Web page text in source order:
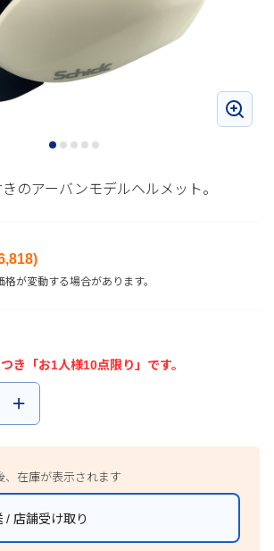
のアーバンモデルヘルメット。
)
が変動する場合があります。
き「お1人様10点限り」です。
、在庫が表示されます
/ 店舗受け取り